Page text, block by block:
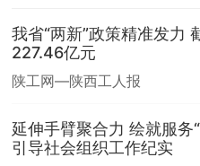
我省“两新”政策精准发力
227.46亿元
陕工网—陕西工人报
延伸手臂聚合力 绘就服
引导社会组织工作纪实